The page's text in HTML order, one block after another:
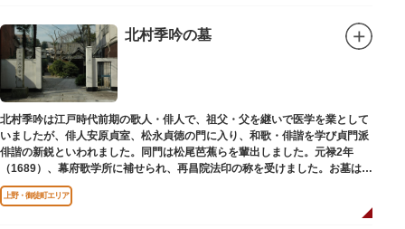
北村季吟の墓
北村季吟は江戸時代前期の歌人・俳人で、祖父・父を継いで医学を業として
いましたが、俳人安原貞室、松永貞徳の門に入り、和歌・俳諧を学び貞門派
俳諧の新鋭といわれました。同門は松尾芭蕉らを輩出しました。元禄2年
（1689）、幕府歌学所に補せられ、再昌院法印の称を受けました。お墓は正
慶寺（しょうけいじ）にあります。
上野・御徒町エリア